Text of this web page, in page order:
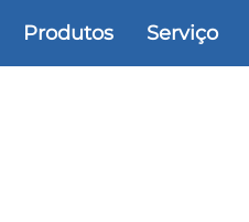
Produtos Serviço